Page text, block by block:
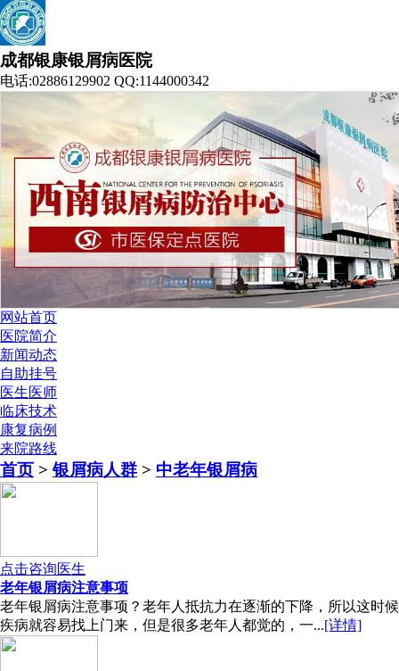
成都银康银屑病医院
电话:02886129902 QQ:1144000342
网站首页
医院简介
新闻动态
自助挂号
医生医师
临床技术
康复病例
来院路线
首页 >银屑病人群 > 中老年银屑病
点击咨询医生
老年银屑病注意事项
老年银屑病注意事项？老年人抵抗力在逐渐的下降，所以这时候
疾病就容易找上门来，但是很多老年人都觉的，一...[详情]